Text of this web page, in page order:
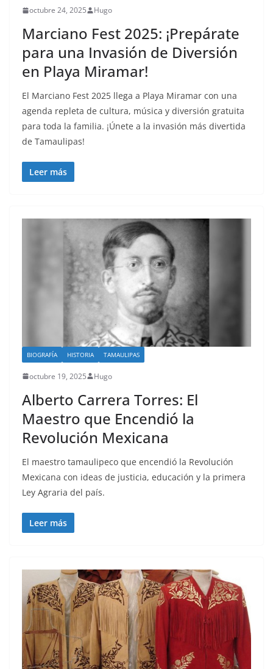
octubre 24, 2025 Hugo
Marciano Fest 2025: ¡Prepárate
para una Invasión de Diversión
en Playa Miramar!
El Marciano Fest 2025 llega a Playa Miramar con una
agenda repleta de cultura, música y diversión gratuita
para toda la familia. ¡Únete a la invasión más divertida
de Tamaulipas!
Leer más
BIOGRAFÍA HISTORIA TAMAULIPAS
octubre 19, 2025 Hugo
Alberto Carrera Torres: El
Maestro que Encendió la
Revolución Mexicana
El maestro tamaulipeco que encendió la Revolución
Mexicana con ideas de justicia, educación y la primera
Ley Agraria del país.
Leer más